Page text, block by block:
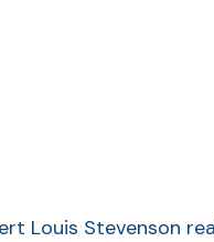
Louis Stevenson